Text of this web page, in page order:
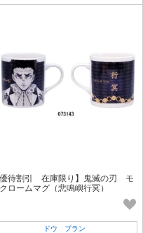
優待割引 在庫限り】鬼滅の刃 モ
ロームマグ（悲鳴嶼行冥）
ドウ プラン